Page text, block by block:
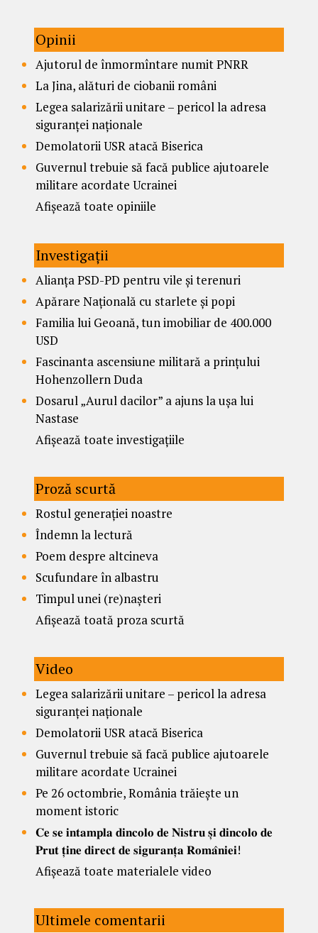
Opinii
Ajutorul de înmormîntare numit PNRR
La Jina, alături de ciobanii români
Legea salarizării unitare – pericol la adresa
siguranței naționale
Demolatorii USR atacă Biserica
Guvernul trebuie să facă publice ajutoarele
militare acordate Ucrainei
Afișează toate opiniile
Investigații
Alianța PSD-PD pentru vile și terenuri
Apărare Națională cu starlete și popi
Familia lui Geoană, tun imobiliar de 400.000
USD
Fascinanta ascensiune militară a prințului
Hohenzollern Duda
Dosarul „Aurul dacilor” a ajuns la ușa lui
Nastase
Afișează toate investigațiile
Proză scurtă
Rostul generației noastre
Îndemn la lectură
Poem despre altcineva
Scufundare în albastru
Timpul unei (re)nașteri
Afișează toată proza scurtă
Video
Legea salarizării unitare – pericol la adresa
siguranței naționale
Demolatorii USR atacă Biserica
Guvernul trebuie să facă publice ajutoarele
militare acordate Ucrainei
Pe 26 octombrie, România trăiește un
moment istoric
𝐂𝐞 𝐬𝐞 𝐢𝐧𝐭𝐚𝐦𝐩𝐥𝐚 𝐝𝐢𝐧𝐜𝐨𝐥𝐨 𝐝𝐞 𝐍𝐢𝐬𝐭𝐫𝐮 𝐬̦𝐢 𝐝𝐢𝐧𝐜𝐨𝐥𝐨 𝐝𝐞
𝐏𝐫𝐮𝐭 𝐭̦𝐢𝐧𝐞 𝐝𝐢𝐫𝐞𝐜𝐭 𝐝𝐞 𝐬𝐢𝐠𝐮𝐫𝐚𝐧𝐭̦𝐚 𝐑𝐨𝐦𝐚̂𝐧𝐢𝐞𝐢!
Afișează toate materialele video
Ultimele comentarii